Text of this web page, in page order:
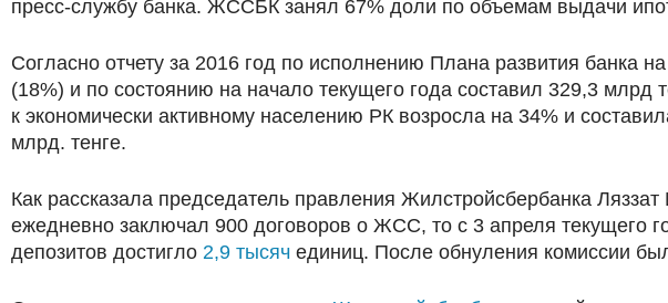
пресс-службу банка. ЖССБК занял 67% доли по объемам выдачи
Согласно отчету за 2016 год по исполнению Плана развития
(18%) и по состоянию на начало текущего года составил 329,3
к экономически активному населению РК возросла на 34% и
млрд. тенге.
Как рассказала председатель правления Жилстройсбербанка
ежедневно заключал 900 договоров о ЖСС, то с 3 апреля текущего
депозитов достигло 2,9 тысяч единиц. После обнуления комиссии